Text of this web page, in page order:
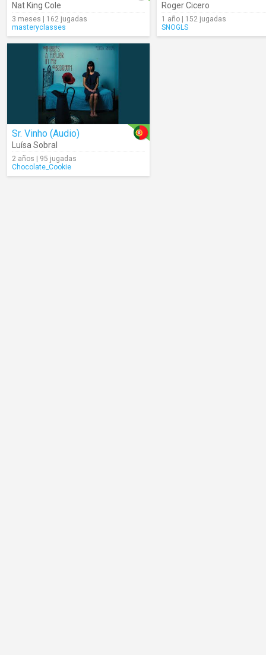
Nat King Cole
3 meses | 162 jugadas
masteryclasses
Roger Cicero
1 año | 152 jugadas
SNOGLS
Sr. Vinho (Audio)
Luísa Sobral
2 años | 95 jugadas
Chocolate_Cookie